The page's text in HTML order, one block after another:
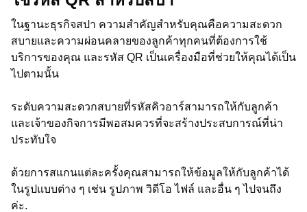
ในฐานะธุรกิจสปา ความสำคัญสำหรับคุณคือความสะดวก
สบายและความผ่อนคลายของลูกค้าทุกคนที่ต้องการใช้
บริการของคุณ และรหัส QR เป็นเครื่องมือที่ช่วยให้คุณได้เป็น
ไปตามนั้น
ระดับความสะดวกสบายที่รหัสคิวอาร์สามารถให้กับลูกค้า
และเจ้าของกิจการมีพอสมควรที่จะสร้างประสบการณ์ที่น่า
ประทับใจ
ด้วยการสแกนแต่ละครั้งคุณสามารถให้ข้อมูลให้กับลูกค้าได้
ในรูปแบบต่าง ๆ เช่น รูปภาพ วิดีโอ ไฟล์ และอื่น ๆ ไปจนถึง
ค่ะ.